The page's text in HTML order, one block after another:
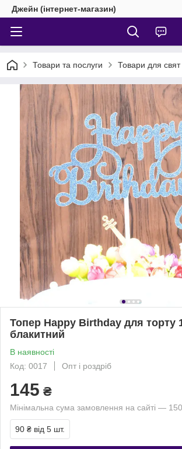
Джейн (інтернет-магазин)
Товари та послуги Товари для свят
Топер Happy Birthday для торту
блакитний
В наявності
Код: 0017
Опт і роздріб
145 ₴
Мінімальна сума замовлення на сайті —
90 ₴ від 5 шт.